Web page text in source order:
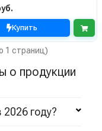
Купить
1 страниц)
о продукции
году?